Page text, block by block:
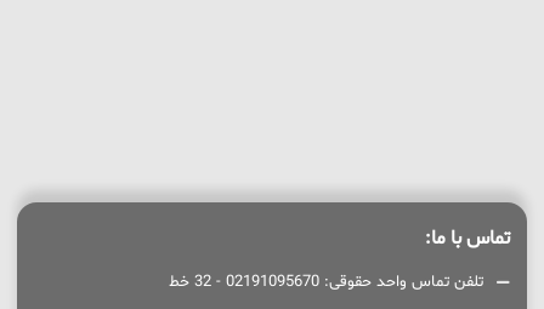
تماس با ما:
تلفن تماس واحد حقوقی: 02191095670 - 32 خط